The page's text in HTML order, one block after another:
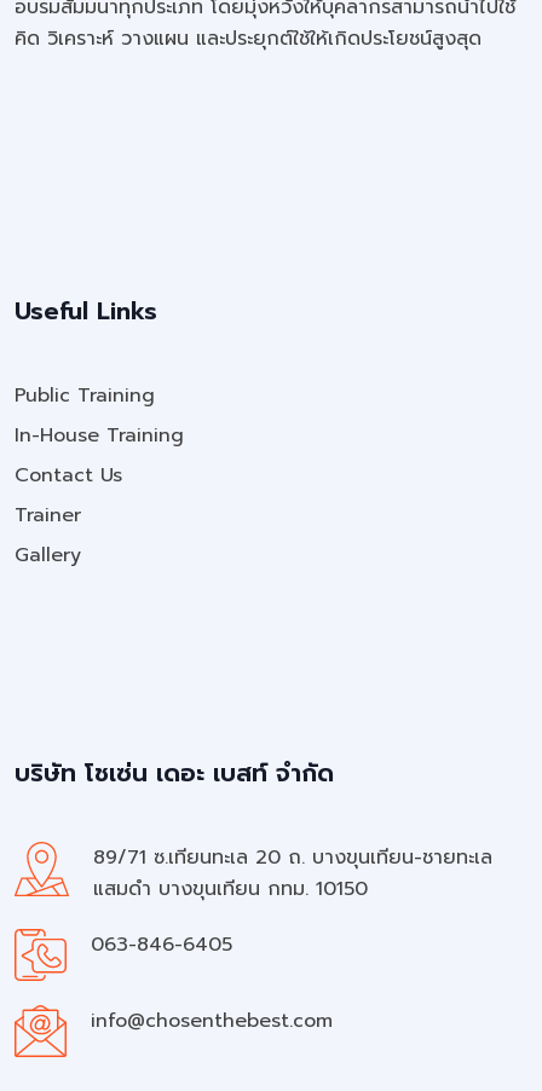
อบรมสัมมนาทุกประเภท โดยมุ่งหวังให้บุคลากรสามารถนำไปใช้
คิด วิเคราะห์ วางแผน และประยุกต์ใช้ให้เกิดประโยชน์สูงสุด
Useful Links
Public Training
In-House Training
Contact Us
Trainer
Gallery
บริษัท โชเซ่น เดอะ เบสท์ จำกัด
89/71 ซ.เทียนทะเล 20 ถ. บางขุนเทียน-ชายทะเล
แสมดำ บางขุนเทียน กทม. 10150
063-846-6405
info@chosenthebest.com